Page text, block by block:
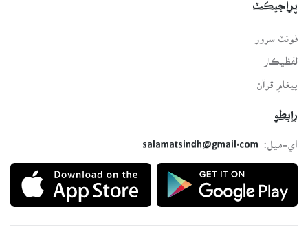
پراجيڪٽ
لفظيڪار
پيغامِ قرآن
رابطو
اي-ميل:
salamatsindh@gmail.com